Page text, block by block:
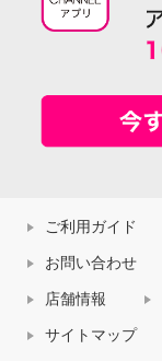
ご利用ガイド
お問い合わせ
店舗情報
サイトマップ